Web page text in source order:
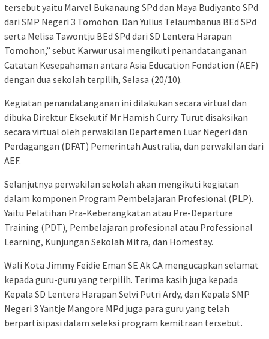
tersebut yaitu Marvel Bukanaung SPd dan Maya Budiyanto SPd
dari SMP Negeri 3 Tomohon. Dan Yulius Telaumbanua BEd SPd
serta Melisa Tawontju BEd SPd dari SD Lentera Harapan
Tomohon,” sebut Karwur usai mengikuti penandatanganan
Catatan Kesepahaman antara Asia Education Fondation (AEF)
dengan dua sekolah terpilih, Selasa (20/10).
Kegiatan penandatanganan ini dilakukan secara virtual dan
dibuka Direktur Eksekutif Mr Hamish Curry. Turut disaksikan
secara virtual oleh perwakilan Departemen Luar Negeri dan
Perdagangan (DFAT) Pemerintah Australia, dan perwakilan dari
AEF.
Selanjutnya perwakilan sekolah akan mengikuti kegiatan
dalam komponen Program Pembelajaran Profesional (PLP).
Yaitu Pelatihan Pra-Keberangkatan atau Pre-Departure
Training (PDT), Pembelajaran profesional atau Professional
Learning, Kunjungan Sekolah Mitra, dan Homestay.
Wali Kota Jimmy Feidie Eman SE Ak CA mengucapkan selamat
kepada guru-guru yang terpilih. Terima kasih juga kepada
Kepala SD Lentera Harapan Selvi Putri Ardy, dan Kepala SMP
Negeri 3 Yantje Mangore MPd juga para guru yang telah
berpartisipasi dalam seleksi program kemitraan tersebut.